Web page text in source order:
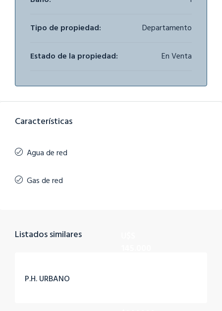
Tipo de propiedad: Departamento
Estado de la propiedad: En Venta
Características
Agua de red
Gas de red
Listados similares
P.H. URBANO